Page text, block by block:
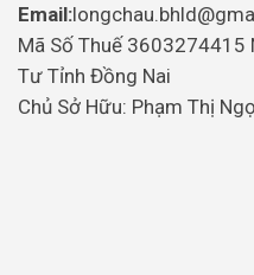
Email:
Mã Số Thuế 3603274415
Tư Tỉnh Đồng Nai
Chủ Sở Hữu: Phạm Thị